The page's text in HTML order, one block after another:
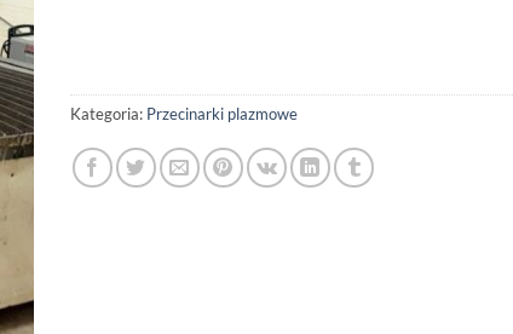
Kategoria: Przecinarki plazmowe